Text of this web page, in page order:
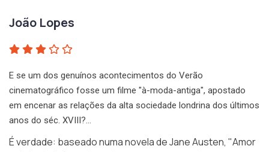
João Lopes
E se um dos genuínos acontecimentos do Verão
cinematográfico fosse um filme "à-moda-antiga", apostado
em encenar as relações da alta sociedade londrina dos últimos
anos do séc. XVIII?…
É verdade: baseado numa novela de Jane Austen, "Amor